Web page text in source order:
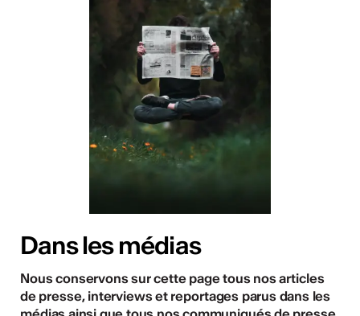
Dans les médias
Nous conservons sur cette page tous nos articles
de presse, interviews et reportages parus dans les